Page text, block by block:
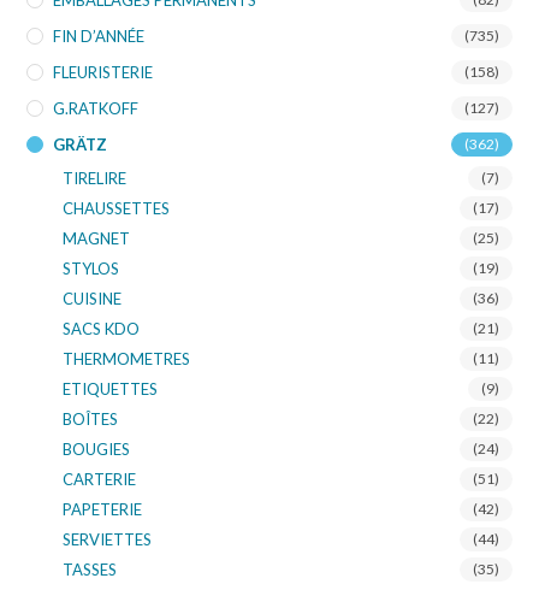
FIN D’ANNÉE (735)
FLEURISTERIE (158)
G.RATKOFF (127)
GRÄTZ (362)
TIRELIRE (7)
CHAUSSETTES (17)
MAGNET (25)
STYLOS (19)
CUISINE (36)
SACS KDO (21)
THERMOMETRES (11)
ETIQUETTES (9)
BOÎTES (22)
BOUGIES (24)
CARTERIE (51)
PAPETERIE (42)
SERVIETTES (44)
TASSES (35)